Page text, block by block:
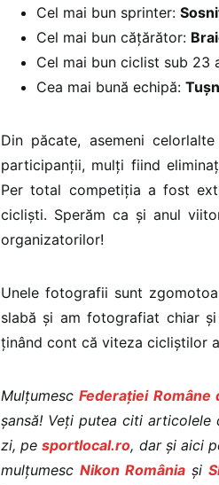
Cel mai bun sprinter:
Cel mai bun cățărător:
Cel mai bun ciclist sub 23
Cea mai bună echipă:
Din păcate, asemeni
participanții, mulți fiind
Per total competiția a fost
cicliști. Sperăm ca și anul
organizatorilor!
Unele fotografii sunt
slabă și am fotografiat chiar
ținând cont că viteza cicliștilor
MulțumescFederației Române
șansă! Veți putea citi
zi, pesportlocal.ro, dar și aici
mulțumescNikon România și